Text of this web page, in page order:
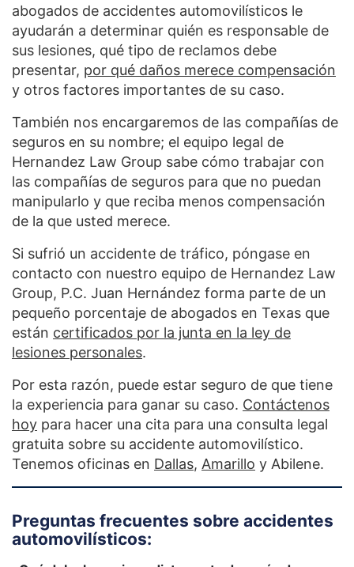
abogados de accidentes automovilísticos le
ayudarán a determinar quién es responsable de
sus lesiones, qué tipo de reclamos debe
presentar, por qué daños merece compensación
y otros factores importantes de su caso.
También nos encargaremos de las compañías de
seguros en su nombre; el equipo legal de
Hernandez Law Group sabe cómo trabajar con
las compañías de seguros para que no puedan
manipularlo y que reciba menos compensación
de la que usted merece.
Si sufrió un accidente de tráfico, póngase en
contacto con nuestro equipo de Hernandez Law
Group, P.C. Juan Hernández forma parte de un
pequeño porcentaje de abogados en Texas que
están certificados por la junta en la ley de
lesiones personales.
Por esta razón, puede estar seguro de que tiene
la experiencia para ganar su caso. Contáctenos
hoy para hacer una cita para una consulta legal
gratuita sobre su accidente automovilístico.
Tenemos oficinas en Dallas, Amarillo y Abilene.
Preguntas frecuentes sobre accidentes
automovilísticos: